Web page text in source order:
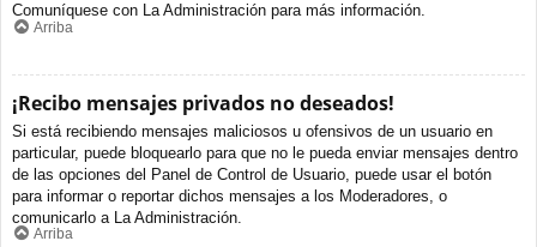
Comuníquese con La Administración para más información.
Arriba
¡Recibo mensajes privados no deseados!
Si está recibiendo mensajes maliciosos u ofensivos de un usuario en
particular, puede bloquearlo para que no le pueda enviar mensajes dentro
de las opciones del Panel de Control de Usuario, puede usar el botón
para informar o reportar dichos mensajes a los Moderadores, o
comunicarlo a La Administración.
Arriba